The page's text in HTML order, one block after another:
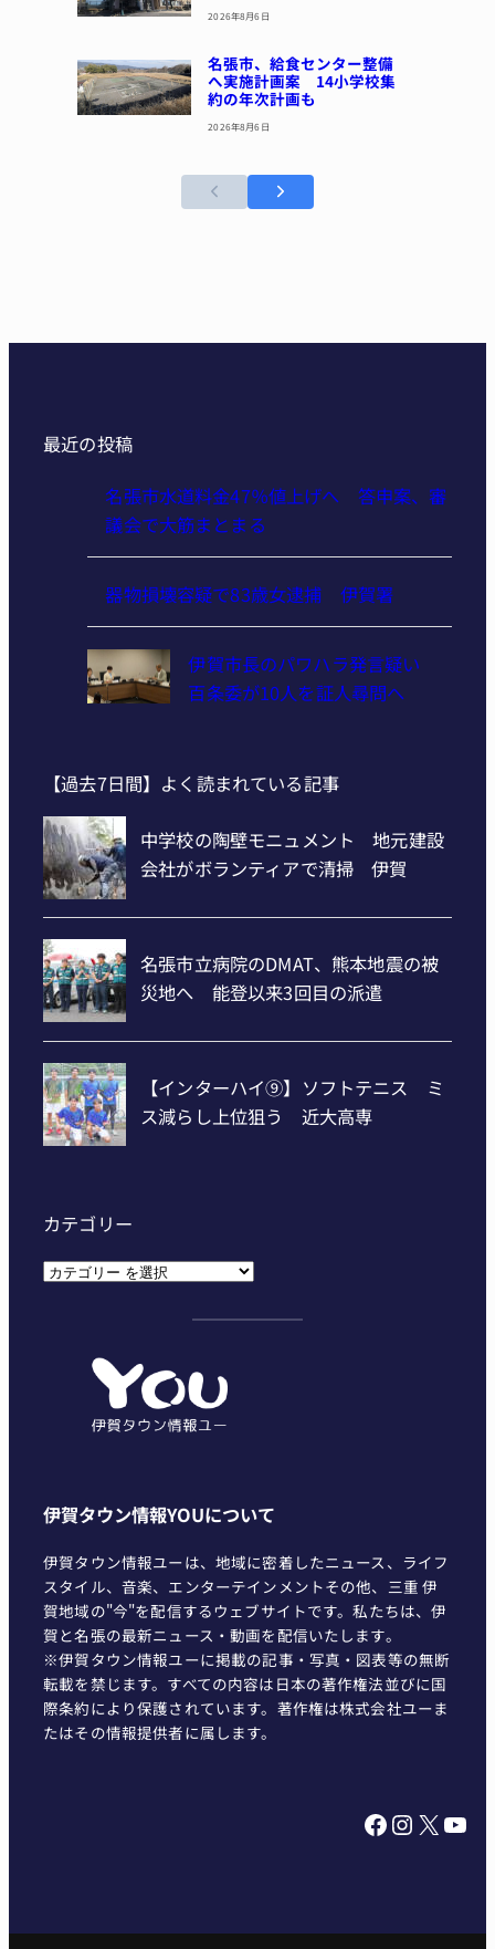
2026年8月6日
名張市、給食センター整備
へ実施計画案 14小学校集
約の年次計画も
2026年8月6日
最近の投稿
名張市水道料金47％値上げへ 答申案、審
議会で大筋まとまる
器物損壊容疑で83歳女逮捕 伊賀署
伊賀市長のパワハラ発言疑い
百条委が10人を証人尋問へ
【過去7日間】よく読まれている記事
カテゴリー
カ
伊賀タウン情報YOUについて
伊賀タウン情報ユーは、地域に密着したニュース、ライフ
スタイル、音楽、エンターテインメントその他、三重 伊
賀地域の"今"を配信するウェブサイトです。私たちは、伊
賀と名張の最新ニュース・動画を配信いたします。
※伊賀タウン情報ユーに掲載の記事・写真・図表等の無断
転載を禁じます。すべての内容は日本の著作権法並びに国
際条約により保護されています。著作権は株式会社ユーま
たはその情報提供者に属します。
Facebook InstagramX YouTube